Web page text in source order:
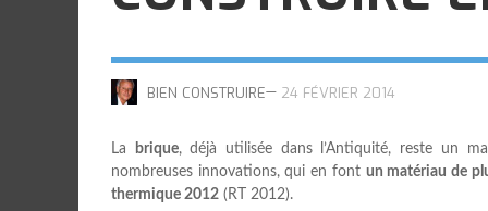
BIEN CONSTRUIRE— 24 FÉVRIER 2014
La brique, déjà utilisée dans l’Antiquité, reste un
nombreuses innovations, qui en font un matériau de
thermique 2012 (RT 2012).